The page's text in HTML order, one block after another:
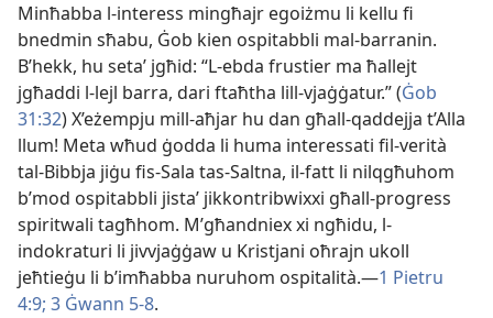
Minħabba l-​interess mingħajr egoiżmu li kellu fi
bnedmin sħabu, Ġob kien ospitabbli mal-​barranin.
B’hekk, hu setaʼ jgħid: “L-​ebda frustier ma ħallejt
jgħaddi l-​lejl barra, dari ftaħtha lill-​vjaġġatur.” (Ġob
31:32) X’eżempju mill-​aħjar hu dan għall-​qaddejja t’Alla
llum! Meta wħud ġodda li huma interessati fil-​verità
tal-​Bibbja jiġu fis-​Sala tas-​Saltna, il-​fatt li nilqgħuhom
b’mod ospitabbli jistaʼ jikkontribwixxi għall-​progress
spiritwali tagħhom. M’għandniex xi ngħidu, l-​
indokraturi li jivvjaġġaw u Kristjani oħrajn ukoll
jeħtieġu li b’imħabba nuruhom ospitalità.—1 Pietru
4:9; 3 Ġwann 5-8.